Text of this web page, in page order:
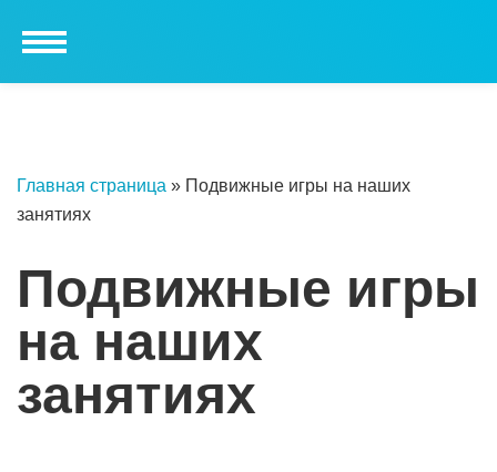
Главная страница » Подвижные игры на наших
занятиях
Подвижные игры
на наших
занятиях